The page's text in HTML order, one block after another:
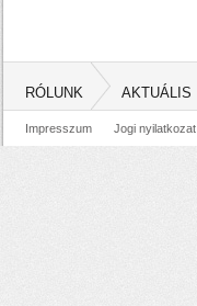
RÓLUNK AKTUÁLIS
Impresszum Jogi nyilatkozat